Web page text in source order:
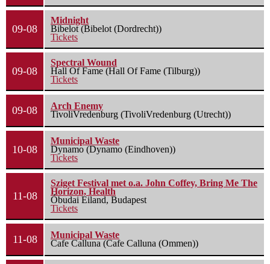
09-08
Midnight
Bibelot (Bibelot (Dordrecht))
Tickets
09-08
Spectral Wound
Hall Of Fame (Hall Of Fame (Tilburg))
Tickets
09-08
Arch Enemy
TivoliVredenburg (TivoliVredenburg (Utrecht))
10-08
Municipal Waste
Dynamo (Dynamo (Eindhoven))
Tickets
11-08
Sziget Festival met o.a. John Coffey, Bring Me The
Horizon, Health
Óbudai Eiland, Budapest
Tickets
11-08
Municipal Waste
Cafe Calluna (Cafe Calluna (Ommen))